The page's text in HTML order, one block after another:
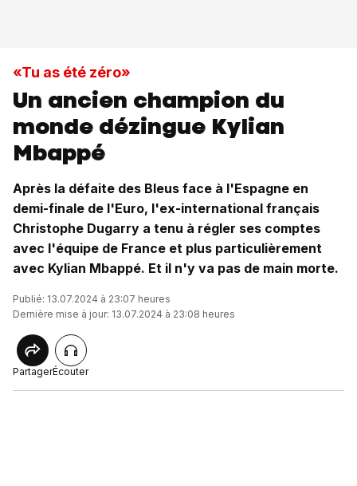
«Tu as été zéro»
Un ancien champion du
monde dézingue Kylian
Mbappé
Après la défaite des Bleus face à l'Espagne en
demi-finale de l'Euro, l'ex-international français
Christophe Dugarry a tenu à régler ses comptes
avec l'équipe de France et plus particulièrement
avec Kylian Mbappé. Et il n'y va pas de main morte.
Publié: 13.07.2024 à 23:07 heures
Dernière mise à jour: 13.07.2024 à 23:08 heures
PartagerÉcouter